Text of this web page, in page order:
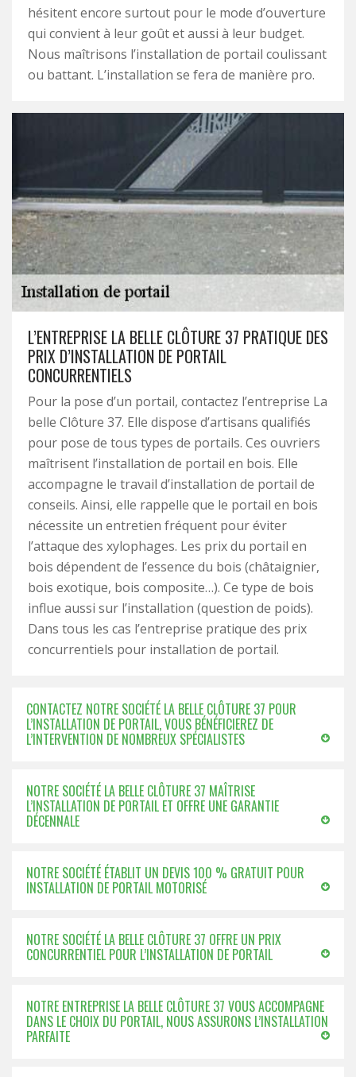
hésitent encore surtout pour le mode d’ouverture
qui convient à leur goût et aussi à leur budget.
Nous maîtrisons l’installation de portail coulissant
ou battant. L’installation se fera de manière pro.
L’ENTREPRISE LA BELLE CLÔTURE 37 PRATIQUE DES
PRIX D’INSTALLATION DE PORTAIL
CONCURRENTIELS
Pour la pose d’un portail, contactez l’entreprise La
belle Clôture 37. Elle dispose d’artisans qualifiés
pour pose de tous types de portails. Ces ouvriers
maîtrisent l’installation de portail en bois. Elle
accompagne le travail d’installation de portail de
conseils. Ainsi, elle rappelle que le portail en bois
nécessite un entretien fréquent pour éviter
l’attaque des xylophages. Les prix du portail en
bois dépendent de l’essence du bois (châtaignier,
bois exotique, bois composite…). Ce type de bois
influe aussi sur l’installation (question de poids).
Dans tous les cas l’entreprise pratique des prix
concurrentiels pour installation de portail.
CONTACTEZ NOTRE SOCIÉTÉ LA BELLE CLÔTURE 37 POUR
L’INSTALLATION DE PORTAIL, VOUS BÉNÉFICIEREZ DE
L’INTERVENTION DE NOMBREUX SPÉCIALISTES
NOTRE SOCIÉTÉ LA BELLE CLÔTURE 37 MAÎTRISE
L’INSTALLATION DE PORTAIL ET OFFRE UNE GARANTIE
DÉCENNALE
NOTRE SOCIÉTÉ ÉTABLIT UN DEVIS 100 % GRATUIT POUR
INSTALLATION DE PORTAIL MOTORISÉ
NOTRE SOCIÉTÉ LA BELLE CLÔTURE 37 OFFRE UN PRIX
CONCURRENTIEL POUR L’INSTALLATION DE PORTAIL
NOTRE ENTREPRISE LA BELLE CLÔTURE 37 VOUS ACCOMPAGNE
DANS LE CHOIX DU PORTAIL, NOUS ASSURONS L’INSTALLATION
PARFAITE